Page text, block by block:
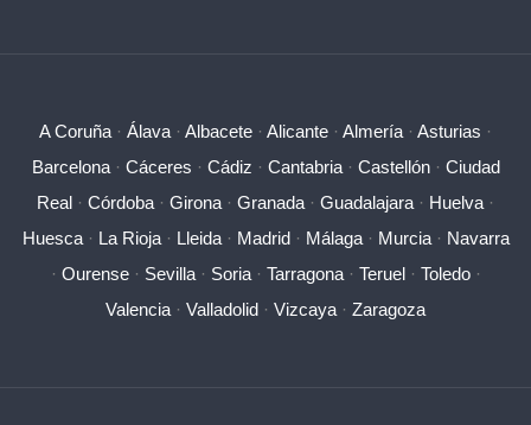
A Coruña · Álava · Albacete · Alicante · Almería · Asturias ·
Barcelona· Cáceres · Cádiz · Cantabria· Castellón· Ciudad
Real · Córdoba · Girona · Granada · Guadalajara · Huelva ·
Huesca· La Rioja· Lleida· Madrid· Málaga· Murcia· Navarra
· Ourense· Sevilla· Soria· Tarragona· Teruel· Toledo·
Valencia · Valladolid · Vizcaya · Zaragoza